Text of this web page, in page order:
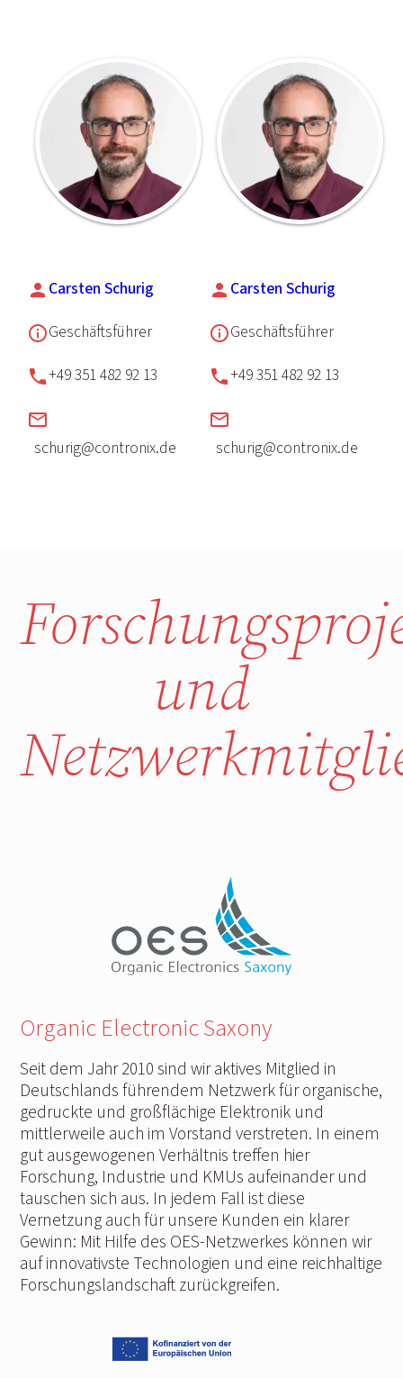
person Carsten Schurig
info_outlineGeschäftsführer
phone+49 351 482 92 13
mail_outline
schurig@contronix.de
person Carsten Schurig
info_outlineGeschäftsführer
phone+49 351 482 92 13
mail_outline
schurig@contronix.de
und
Organic Electronic Saxony
Seit dem Jahr 2010 sind wir aktives Mitglied in
Deutschlands führendem Netzwerk für organische,
gedruckte und großflächige Elektronik und
mittlerweile auch im Vorstand verstreten. In einem
gut ausgewogenen Verhältnis treffen hier
Forschung, Industrie und KMUs aufeinander und
tauschen sich aus. In jedem Fall ist diese
Vernetzung auch für unsere Kunden ein klarer
Gewinn: Mit Hilfe des OES-Netzwerkes können wir
auf innovativste Technologien und eine reichhaltige
Forschungslandschaft zurückgreifen.